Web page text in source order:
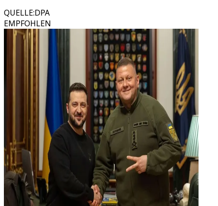
QUELLE:DPA
EMPFOHLEN